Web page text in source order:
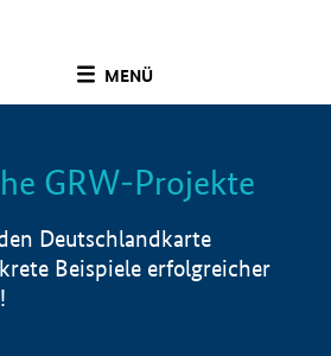
MENÜ
Info
GRW-Projekte
Deutschlandkarte
Beispiele erfolgreicher